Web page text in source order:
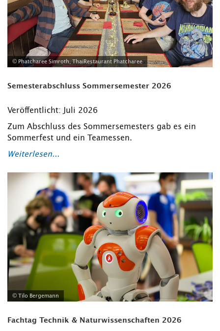
© Phatcharee Simroth, ThaiRestaurant Phatcharee
Semesterabschluss Sommersemester 2026
Veröffentlicht: Juli 2026
Zum Abschluss des Sommersemesters gab es ein
Sommerfest und ein Teamessen.
Weiterlesen...
© Tilo Bergemann
Fachtag Technik & Naturwissenschaften 2026